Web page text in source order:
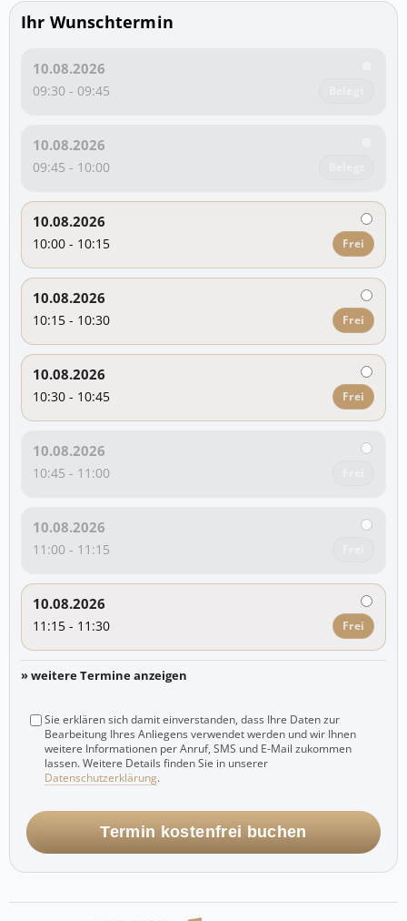
Ihr Wunschtermin
10.08.2026
09:30 - 09:45
10.08.2026
09:45 - 10:00
10.08.2026
10:00 - 10:15 Frei
10.08.2026
10:15 - 10:30 Frei
10.08.2026
10:30 - 10:45 Frei
10.08.2026
10:45 - 11:00
10.08.2026
11:00 - 11:15
10.08.2026
11:15 - 11:30 Frei
» weitere Termine anzeigen
Sie erklären sich damit einverstanden, dass Ihre Daten zur
Bearbeitung Ihres Anliegens verwendet werden und wir Ihnen
weitere Informationen per Anruf, SMS und E-Mail zukommen
lassen. Weitere Details finden Sie in unserer
Datenschutzerklärung.
Termin kostenfrei buchen